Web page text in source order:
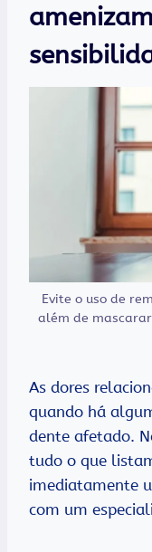
Evite o uso de
além de
As dores
quando há
dente afetado.
tudo o que
imediatamente
com um